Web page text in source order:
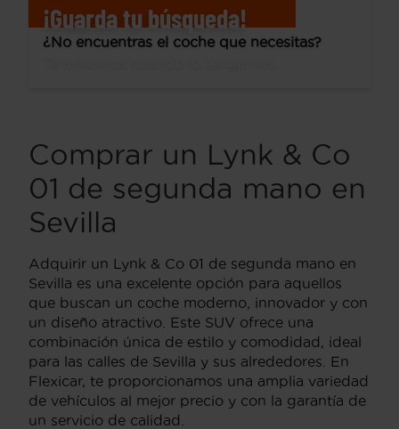
¡Guarda tu búsqueda!
¿No encuentras el coche que necesitas?
Comprar un Lynk & Co
01 de segunda mano en
Sevilla
Adquirir un Lynk & Co 01 de segunda mano en
Sevilla es una excelente opción para aquellos
que buscan un coche moderno, innovador y con
un diseño atractivo. Este SUV ofrece una
combinación única de estilo y comodidad, ideal
para las calles de Sevilla y sus alrededores. En
Flexicar, te proporcionamos una amplia variedad
de vehículos al mejor precio y con la garantía de
un servicio de calidad.